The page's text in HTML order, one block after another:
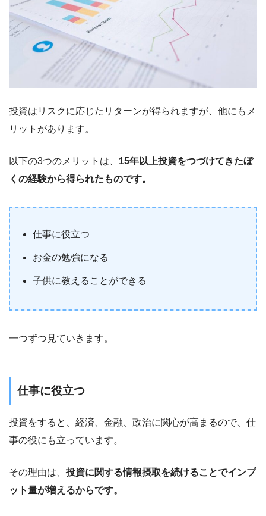
投資はリスクに応じたリターンが得られますが、他にもメ
リットがあります。
以下の3つのメリットは、 15年以上投資をつづけてきたぼ
くの経験から得られたものです。
仕事に役立つ
お金の勉強になる
子供に教えることができる
一つずつ見ていきます。
仕事に役立つ
投資をすると、経済、金融、政治に関心が高まるので、仕
事の役にも立っています。
その理由は、 投資に関する情報摂取を続けることでインプ
ット量が増えるからです。